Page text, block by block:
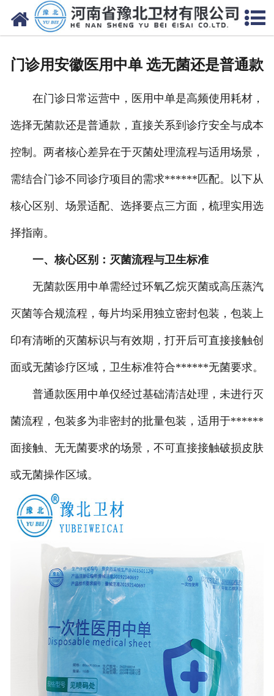
网站首页
厂房设备
人才招聘
门诊用安徽医用中单 选无菌还是普通款
在门诊日常运营中，医用中单是高频使用耗材，
选择无菌款还是普通款，直接关系到诊疗安全与成本
控制。两者核心差异在于灭菌处理流程与适用场景，
需结合门诊不同诊疗项目的需求******匹配。以下从
核心区别、场景适配、选择要点三方面，梳理实用选
择指南。
一、核心区别：灭菌流程与卫生标准
无菌款医用中单需经过环氧乙烷灭菌或高压蒸汽
灭菌等合规流程，每片均采用独立密封包装，包装上
印有清晰的灭菌标识与有效期，打开后可直接接触创
面或无菌诊疗区域，卫生标准符合******无菌要求。
普通款医用中单仅经过基础清洁处理，未进行灭
菌流程，包装多为非密封的批量包装，适用于******
面接触、无无菌要求的场景，不可直接接触破损皮肤
或无菌操作区域。